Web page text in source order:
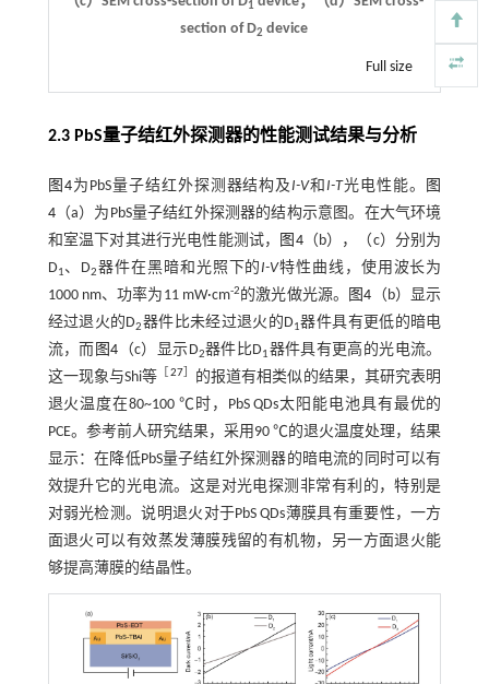
1
section of D2 device
Full size
2.3 PbS量子结红外探测器的性能测试结果与分析
图4为PbS量子结红外探测器结构及I-V和I-T光电性能。
图
4（a）为PbS量子结红外探测器的结构示意图。在大气环境
和室温下对其进行光电性能测试，
图4（b），（c）分别为
D1、D2器件在黑暗和光照下的I-V特性曲线，使用波长为
1000 nm、功率为11 mW·cm-2 的激光做光源。 图4 （b）显示
经过退火的D2器件比未经过退火的D1器件具有更低的暗电
流，而 图4 （c）显示D2器件比D1器件具有更高的光电流。
这一现象与Shi等
27］
的报道有相类似的结果，其研究表明
退火温度在80~100 ℃时，PbS QDs太阳能电池具有最优的
PCE。参考前人研究结果，采用90 ℃的退火温度处理，结果
显示：在降低PbS量子结红外探测器的暗电流的同时可以有
效提升它的光电流。这是对光电探测非常有利的，特别是
对弱光检测。说明退火对于PbS QDs薄膜具有重要性，一方
面退火可以有效蒸发薄膜残留的有机物，另一方面退火能
够提高薄膜的结晶性。